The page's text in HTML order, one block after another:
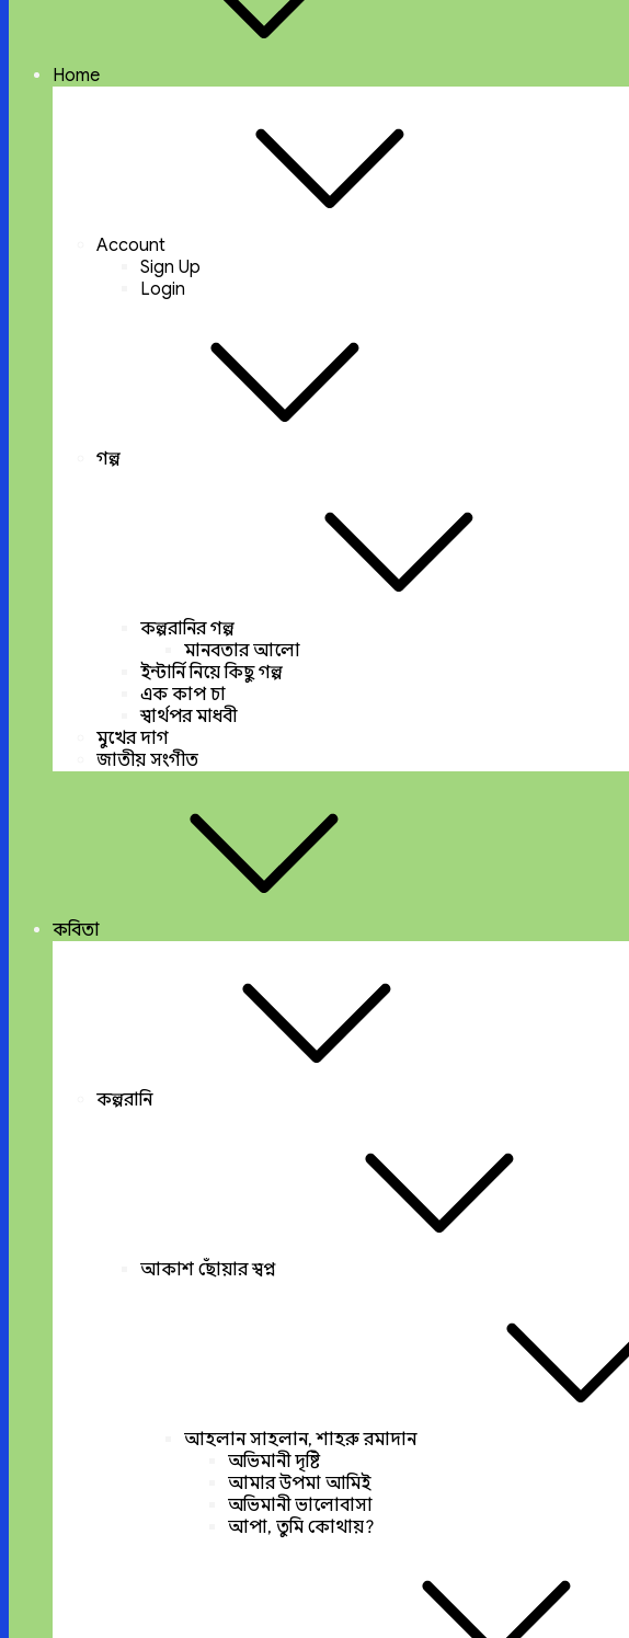
Home
Account
Sign Up
Login
গল্প
কল্পরানির গল্প
মানবতার আলো
ইন্টার্নি নিয়ে কিছু গল্প
এক কাপ চা
স্বার্থপর মাধবী
মুখের দাগ
জাতীয় সংগীত
কবিতা
কল্পরানি
আকাশ ছোঁয়ার স্বপ্ন
আহলান সাহলান, শাহরু রমাদান
অভিমানী দৃষ্টি
আমার উপমা আমিই
অভিমানী ভালোবাসা
আপা, তুমি কোথায়?